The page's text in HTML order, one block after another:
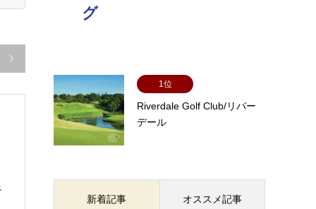

グ
1位
Riverdale Golf Club/リバー
デール
新着記事 オススメ記事